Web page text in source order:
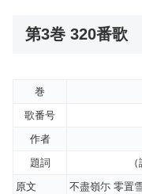
第3巻 320番歌
巻
歌番号
作者
題詞
原文
不盡嶺尓 零置